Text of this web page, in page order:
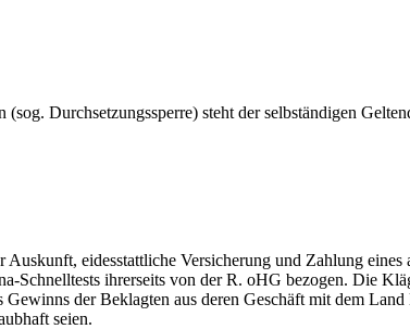
Durchsetzungssperre) steht der selbständigen
eidesstattliche Versicherung und Zahlung eines
Schnelltests ihrerseits von der R. oHG bezogen. Die
der Beklagten aus deren Geschäft mit dem
seien.